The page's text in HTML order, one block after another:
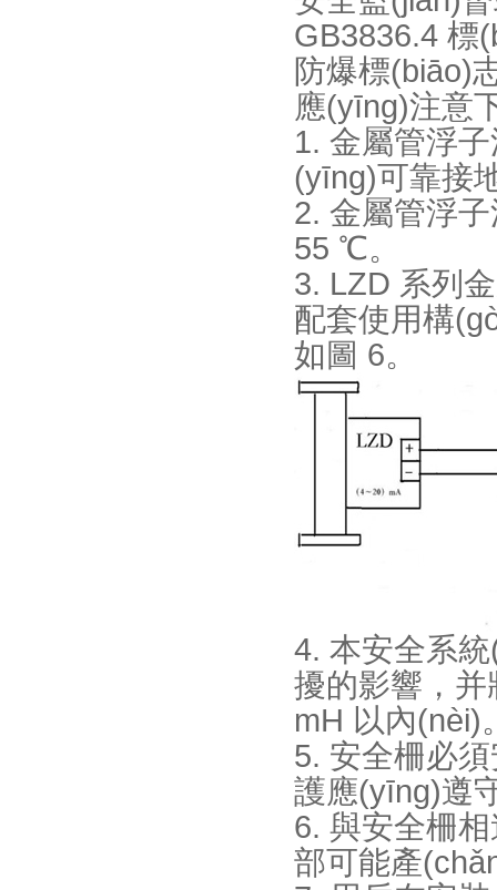
GB3836.4 標
防爆標(biāo)
應(yīng)注意下
1. 金屬管浮
(yīng)可靠接地
2. 金屬管浮
55 ℃。
3. LZD 系列
配套使用構
如圖 6。
4. 本安全系
擾的影響，
mH 以內(nèi)
5. 安全柵必須
護應(yīng)遵守
6. 與安全柵
部可能產